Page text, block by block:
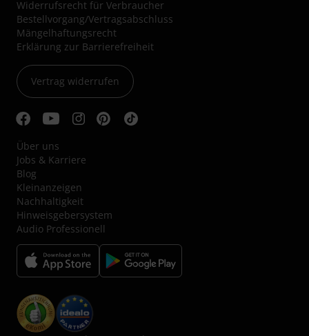
Widerrufsrecht für Verbraucher
Bestellvorgang/Vertragsabschluss
Mängelhaftungsrecht
Erklärung zur Barrierefreiheit
Vertrag widerrufen
Über uns
Jobs & Karriere
Blog
Kleinanzeigen
Nachhaltigkeit
Hinweisgebersystem
Audio Professionell